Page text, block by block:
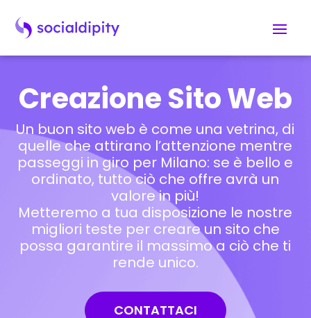
Creazione Sito Web
Un buon sito web è come una vetrina, di
quelle che attirano l’attenzione mentre
passeggi in giro per Milano: se è bello e
ordinato, tutto ciò che offre avrà un
valore in più!
Metteremo a tua disposizione le nostre
migliori teste per creare un sito che
possa garantire il massimo a ciò che ti
rende unico.
CONTATTACI